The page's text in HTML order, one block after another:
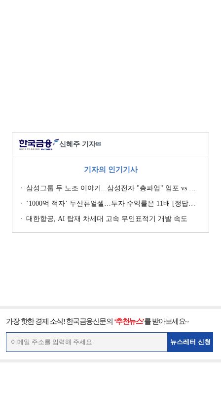
신혜주 기자✉
기자의 인기기사
삼성그룹 두 노조 이야기...삼성전자 "총파업" 엄포 vs 삼성重 '노사 원팀' 자처
‘1000억 적자’ 두산퓨얼셀…투자 수익률은 11배 [정답은 TSR]
대한항공, AI 탑재 차세대 고속 무인표적기 개발 속도
가장 핫한 경제 소식! 한국금융신문의 ‘추천뉴스’를 받아보세요~
뉴스레터 신청